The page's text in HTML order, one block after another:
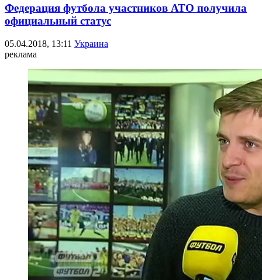
Федерация футбола участников АТО получила
официальный статус
05.04.2018, 13:11 Украина
реклама